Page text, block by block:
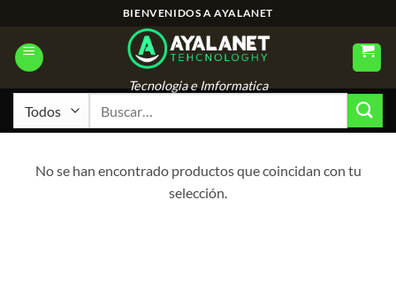
contenido
BIENVENIDOS A AYALANET
Tecnologia e Imformatica
No se han encontrado productos que coincidan con tu
selección.